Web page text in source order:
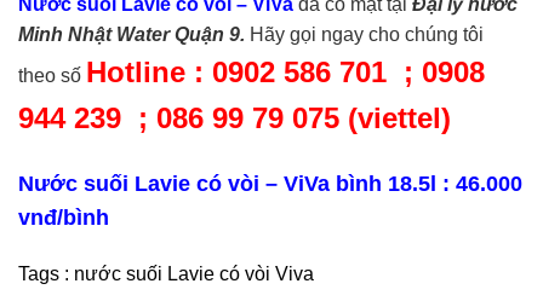
Minh Nhật Water Quận 9. Hãy gọi ngay cho chúng tôi
theo số Hotline : 0902 586 701 ; 0908
944 239 ; 086 99 79 075 (viettel)
Nước suối Lavie có vòi – ViVa bình 18.5l : 46.000
vnđ/bình
Tags : nước suối Lavie có vòi Viva